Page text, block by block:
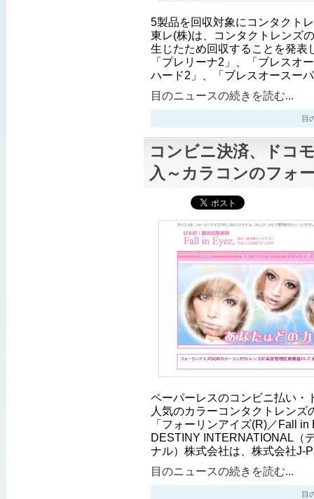
5製品を回収対象にコンタクト
東レ(株)は、コンタクトレンズ
生じたため回収することを発表
「プレリーナ2」、「ブレスオ
ハード2」、「ブレスオースー
目のニュースの続きを読む...
目
コンビニ決済、ドコ
入～カラコンのフォ
ペーパーレスのコンビニ払い・
人気のカラーコンタクトレンズ
「フォーリンアイズ(R)／Fall
DESTINY INTERNATIONAL（
ナル）株式会社は、株式会社J-
目のニュースの続きを読む...
目